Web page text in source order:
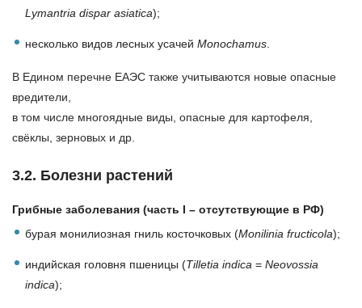
Lymantria dispar asiatica);
несколько видов лесных усачей Monochamus
В Едином перечне ЕАЭС также учитываются новые опасные
вредители,
в том числе многоядные виды, опасные для картофеля,
свёклы, зерновых и др.
3.2. Болезни растений
Грибные заболевания (часть I – отсутствующие в РФ)
бурая монилиозная гниль косточковых (Monilinia fructicola);
индийская головня пшеницы (Tilletia indica = Neovossia
indica);